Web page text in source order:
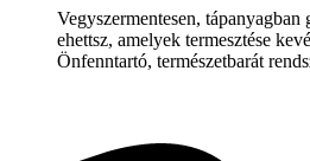
Vegyszermentesen, tápanyagban
ehettsz, amelyek termesztése
Önfenntartó, természetbarát